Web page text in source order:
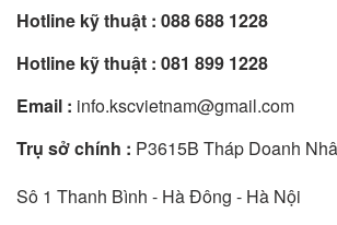
Hotline kỹ thuật : 088 688 1228
Hotline kỹ thuật : 081 899 1228
Email : info.kscvietnam@gmail.com
Trụ sở chính : P3615B Tháp Doanh
Sô 1 Thanh Bình - Hà Đông - Hà Nội